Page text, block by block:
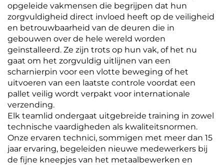
opgeleide vakmensen die begrijpen dat hun
zorgvuldigheid direct invloed heeft op de veiligheid
en betrouwbaarheid van de deuren die in
gebouwen over de hele wereld worden
geïnstalleerd. Ze zijn trots op hun vak, of het nu
gaat om het zorgvuldig uitlijnen van een
scharnierpin voor een vlotte beweging of het
uitvoeren van een laatste controle voordat een
pallet veilig wordt verpakt voor internationale
verzending.
Elk teamlid ondergaat uitgebreide training in zowel
technische vaardigheden als kwaliteitsnormen.
Onze ervaren technici, sommigen met meer dan 15
jaar ervaring, begeleiden nieuwe medewerkers bij
de fijne kneepjes van het metaalbewerken en